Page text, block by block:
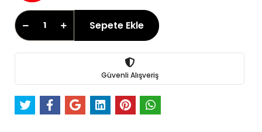
Sepete Ekle
Güvenli Alışveriş